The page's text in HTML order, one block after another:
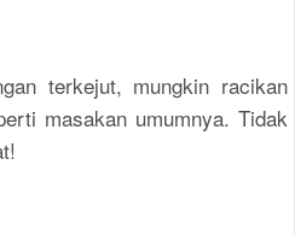
terkejut, mungkin racikan
masakan umumnya. Tidak